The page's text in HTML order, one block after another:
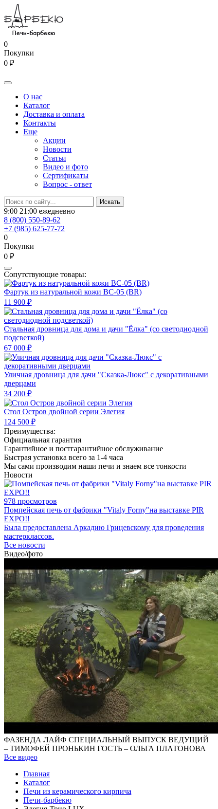
0
Покупки
0 ₽
О нас
Каталог
Доставка и оплата
Контакты
Еще
Акции
Новости
Статьи
Видео и фото
Сертификаты
Вопрос - ответ
9:00 21:00 ежедневно
8 (800) 550-89-62
+7 (985) 625-77-72
0
Покупки
0 ₽
Сопутствующие товары:
Фартук из натуральной кожи ВС-05 (BR)
11 900 ₽
Стальная дровница для дома и дачи "Ёлка" (со светодиодной
подсветкой)
67 000 ₽
Уличная дровница для дачи "Сказка-Люкс" с декоративными
дверцами
34 200 ₽
Стол Остров двойной серии Элегия
124 500 ₽
Преимущества:
Официальная гарантия
Гарантийное и постгарантийное обслуживание
Быстрая установка всего за 1-4 часа
Мы сами производим наши печи и знаем все тонкости
Новости
978 просмотров
Помпейская печь от фабрики "Vitaly Forny"на выставке PIR
EXPO!!
Была предоставлена Аркадию Грицевскому для проведения
мастерклассов.
Все новости
Видео/фото
ФАЗЕНДА ЛАЙФ СПЕЦИАЛЬНЫЙ ВЫПУСК ВЕДУЩИЙ
– ТИМОФЕЙ ПРОНЬКИН ГОСТЬ – ОЛЬГА ПЛАТОНОВА
Все видео
Главная
Каталог
Печи из керамического кирпича
Печи-барбекю